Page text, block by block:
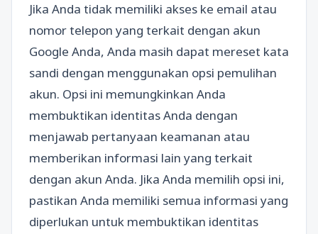
Jika Anda tidak memiliki akses ke email atau
nomor telepon yang terkait dengan akun
Google Anda, Anda masih dapat mereset kata
sandi dengan menggunakan opsi pemulihan
akun. Opsi ini memungkinkan Anda
membuktikan identitas Anda dengan
menjawab pertanyaan keamanan atau
memberikan informasi lain yang terkait
dengan akun Anda. Jika Anda memilih opsi ini,
pastikan Anda memiliki semua informasi yang
diperlukan untuk membuktikan identitas